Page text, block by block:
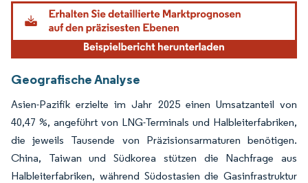
Geografische Analyse
Asien-Pazifik erzielte im Jahr 2025 einen Umsatzanteil von
40,47 %, angeführt von LNG-Terminals und Halbleiterfabriken,
die jeweils Tausende von Präzisionsarmaturen benötigen.
China, Taiwan und Südkorea stützen die Nachfrage aus
Halbleiterfabriken, während Südostasien die Gasinfrastruktur